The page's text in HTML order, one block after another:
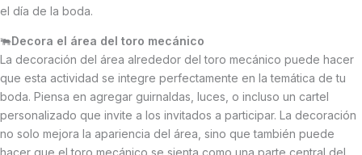
el día de la boda.
🐃Decora el área del toro mecánico
La decoración del área alrededor del toro mecánico puede hacer
que esta actividad se integre perfectamente en la temática de tu
boda. Piensa en agregar guirnaldas, luces, o incluso un cartel
personalizado que invite a los invitados a participar. La decoración
no solo mejora la apariencia del área, sino que también puede
hacer que el toro mecánico se sienta como una parte central del